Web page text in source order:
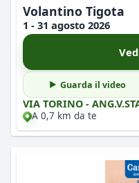
Volantino Tigota
1 - 31 agosto 2026
Guarda il video
VIA TORINO -
A 0,7 km da te